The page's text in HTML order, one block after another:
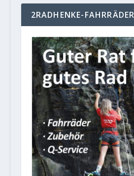
2RADHENKE-